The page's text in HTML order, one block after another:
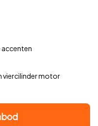
accenten
viercilinder motor